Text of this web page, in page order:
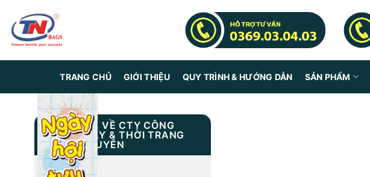
content
TRANG CHỦ GIỚI THIỆU QUY TRÌNH & HƯỚNG DẪN SẢN PHẨM
THÔNG TIN VỀ CTY CÔNG
NGHIỆP MAY & THỜI TRANG
TRUNG NGUYÊN
GIỚI THIỆU